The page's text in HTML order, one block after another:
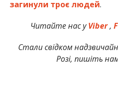
загинули троє людей.
Читайте нас уViber,
Стали свідком
Розі, пишіть